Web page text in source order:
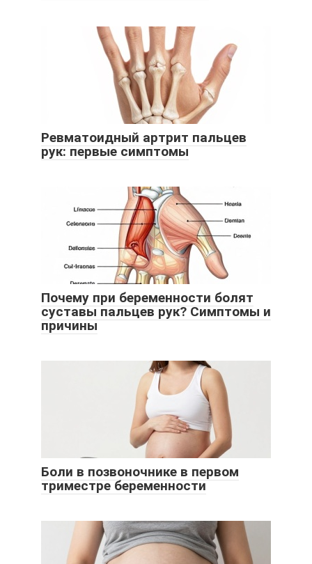
Ревматоидный артрит пальцев
рук: первые симптомы
Почему при беременности болят
суставы пальцев рук? Симптомы и
причины
Боли в позвоночнике в первом
триместре беременности